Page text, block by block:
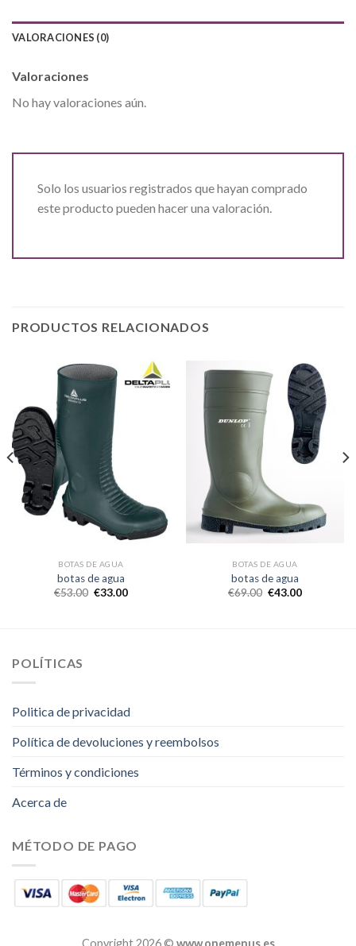
VALORACIONES (0)
Valoraciones
No hay valoraciones aún.
Solo los usuarios registrados que hayan comprado
este producto pueden hacer una valoración.
PRODUCTOS RELACIONADOS
BOTAS DE AGUA
botas de agua
€53.00 €33.00
BOTAS DE AGUA
botas de agua
€69.00 €43.00
POLÍTICAS
Politica de privacidad
Política de devoluciones y reembolsos
Términos y condiciones
Acerca de
MÉTODO DE PAGO
Copyright 2026 © www.onemenus.es